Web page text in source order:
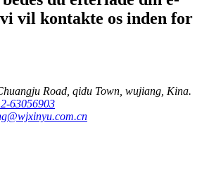
vil kontakte os inden for
Road, qidu Town, wujiang, Kina.
63056903